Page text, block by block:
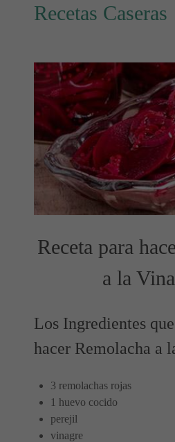
Recetas Caseras
Receta para
a la
Los Ingredientes
hacer Remolacha a
3 remolachas rojas
1 huevo cocido
perejil
vinagre